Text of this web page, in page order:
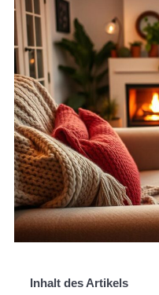
Inhalt des Artikels